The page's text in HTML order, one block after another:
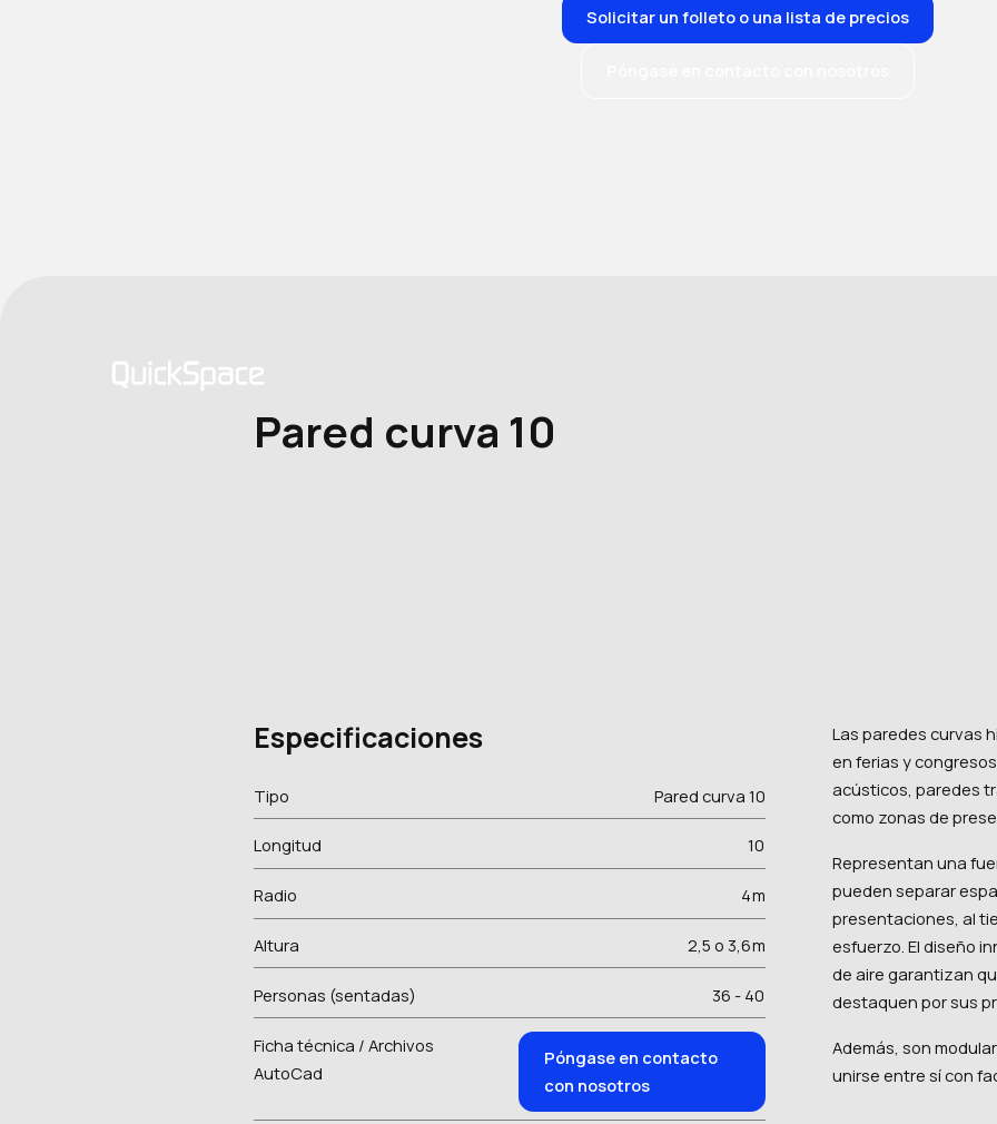
Solicitar un folleto o una lista de precios
Pared curva 10
Especificaciones
Tipo Pared curva 10
Longitud 10
Radio 4m
Altura 2,5 o 3,6m
Personas (sentadas) 36 - 40
Ficha técnica / Archivos
AutoCad
Póngase en contacto
con nosotros
Las paredes curvas
en ferias y
acústicos, paredes
como zonas de
Representan una
pueden separar
presentaciones, al
esfuerzo. El diseño
de aire garantizan
destaquen por sus
Además, son
unirse entre sí con